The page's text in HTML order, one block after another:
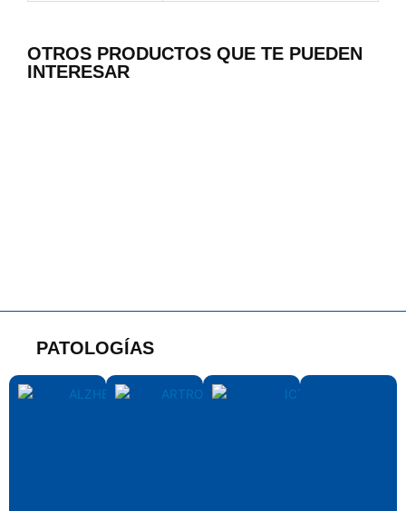
OTROS PRODUCTOS QUE TE PUEDEN
INTERESAR
PATOLOGÍAS